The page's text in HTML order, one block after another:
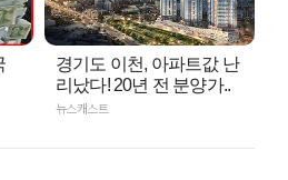
경기도 이천, 아파트값 난
리났다! 20년 전 분양가..
뉴스캐스트